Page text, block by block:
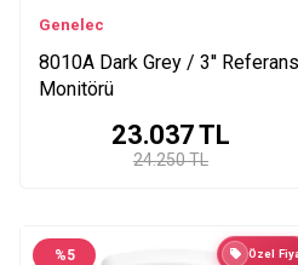
Genelec
8010A Dark Grey / 3'' Referans
Monitörü
24.250 TL
23.037TL
%5 Özel